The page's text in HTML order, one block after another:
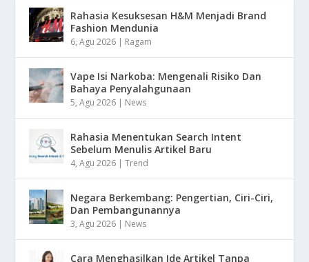
Rahasia Kesuksesan H&M Menjadi Brand
Fashion Mendunia
6, Agu 2026 | Ragam
Vape Isi Narkoba: Mengenali Risiko Dan
Bahaya Penyalahgunaan
5, Agu 2026 | News
Rahasia Menentukan Search Intent
Sebelum Menulis Artikel Baru
4, Agu 2026 |Trend
Negara Berkembang: Pengertian, Ciri-Ciri,
Dan Pembangunannya
3, Agu 2026 | News
Cara Menghasilkan Ide Artikel Tanpa